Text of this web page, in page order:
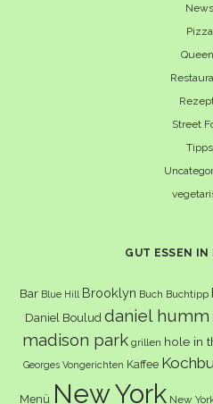
News
Pizza
Street
Tipps
GUT ESSEN IN
Bar Blue Hill Brooklyn Buch Buchtipp
Daniel Boulud daniel humm
madison park grillen hole in
Georges Vongerichten Kaffee
Menü New York New